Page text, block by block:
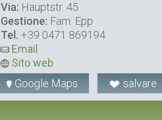
Via: Hauptstr. 45
Gestione: Fam. Epp
Tel. +39 0471 869194
Email
Sito web
Google Maps
salvare